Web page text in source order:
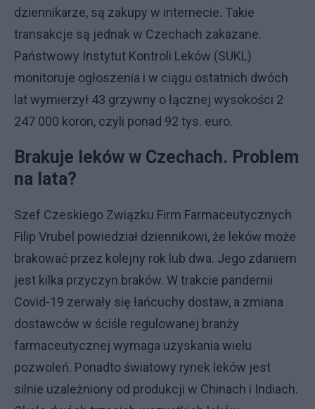
dziennikarze, są zakupy w internecie. Takie
transakcje są jednak w Czechach zakazane.
Państwowy Instytut Kontroli Leków (SUKL)
monitoruje ogłoszenia i w ciągu ostatnich dwóch
lat wymierzył 43 grzywny o łącznej wysokości 2
247 000 koron, czyli ponad 92 tys. euro.
Brakuje leków w Czechach. Problem
na lata?
Szef Czeskiego Związku Firm Farmaceutycznych
Filip Vrubel powiedział dziennikowi, że leków może
brakować przez kolejny rok lub dwa. Jego zdaniem
jest kilka przyczyn braków. W trakcie pandemii
Covid-19 zerwały się łańcuchy dostaw, a zmiana
dostawców w ściśle regulowanej branży
farmaceutycznej wymaga uzyskania wielu
pozwoleń. Ponadto światowy rynek leków jest
silnie uzależniony od produkcji w Chinach i Indiach.